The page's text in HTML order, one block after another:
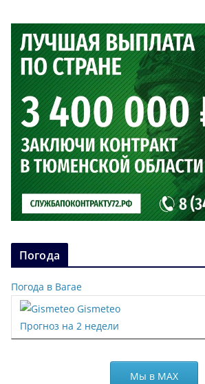
Погода
Погода в Вагае
Gismeteo
Прогноз на 2 недели
Мы в МАХ